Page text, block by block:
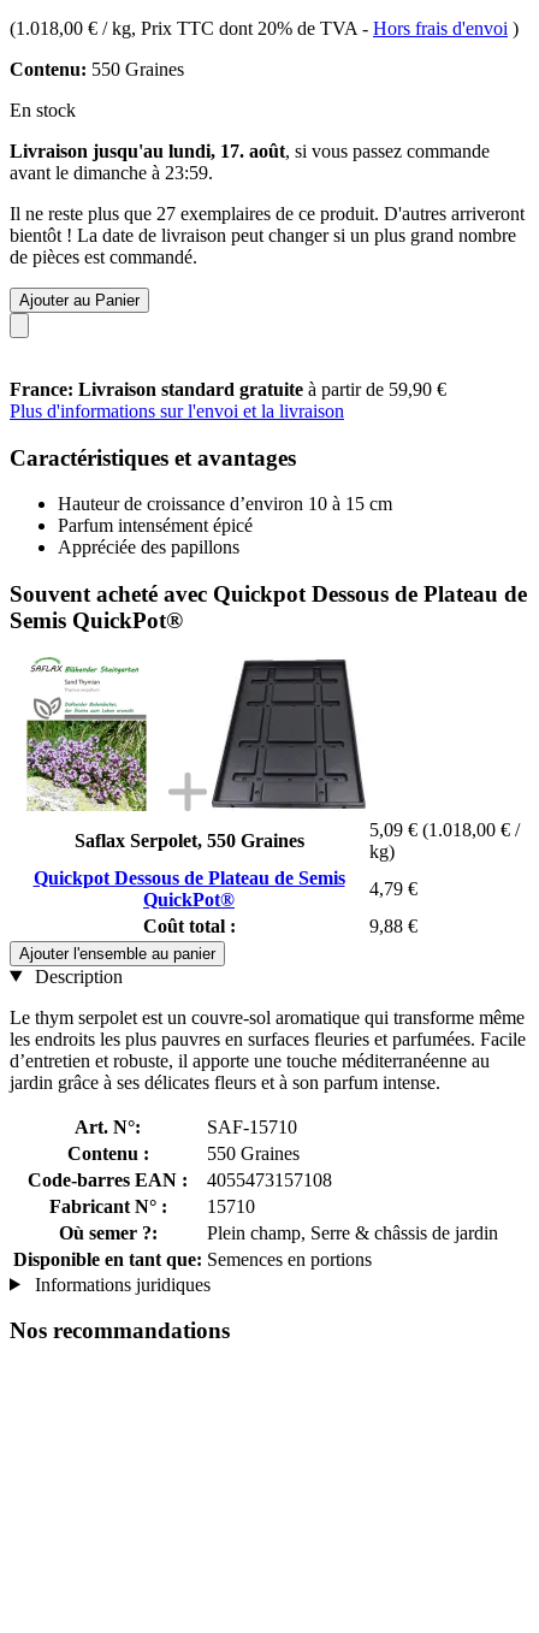
(1.018,00 € / kg, Prix TTC dont 20% de TVA - Hors frais d'envoi )
Contenu: 550 Graines
En stock
Livraison jusqu'au lundi, 17. août, si vous passez commande
avant le dimanche à 23:59.
Il ne reste plus que 27 exemplaires de ce produit. D'autres arriveront
bientôt ! La date de livraison peut changer si un plus grand nombre
de pièces est commandé.
Ajouter au Panier
France: Livraison standard gratuite à partir de 59,90 €
Plus d'informations sur l'envoi et la livraison
Caractéristiques et avantages
Hauteur de croissance d’environ 10 à 15 cm
Parfum intensément épicé
Appréciée des papillons
Souvent acheté avec Quickpot Dessous de Plateau de
Semis QuickPot®
Saflax Serpolet, 550 Graines
5,09 € (1.018,00 € /
kg)
Quickpot Dessous de Plateau de Semis
QuickPot®
4,79 €
Coût total :
9,88 €
Ajouter l'ensemble au panier
Description
Le thym serpolet est un couvre-sol aromatique qui transforme même
les endroits les plus pauvres en surfaces fleuries et parfumées. Facile
d’entretien et robuste, il apporte une touche méditerranéenne au
jardin grâce à ses délicates fleurs et à son parfum intense.
Art. N°:
SAF-15710
Contenu :
550 Graines
Code-barres EAN :
4055473157108
Fabricant N° :
15710
Où semer ?:
Plein champ, Serre & châssis de jardin
Disponible en tant que: Semences en portions
Informations juridiques
Nos recommandations